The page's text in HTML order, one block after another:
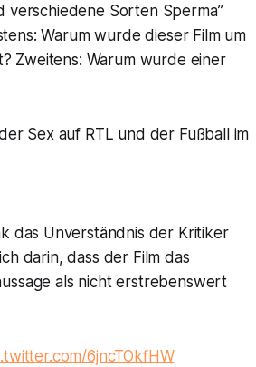
verschiedene Sorten Sperma”
Warum wurde dieser Film um
Zweitens: Warum wurde einer
Sex auf RTL und der Fußball im
das Unverständnis der Kritiker
darin, dass der Film das
als nicht erstrebenswert
6jncTOkfHW